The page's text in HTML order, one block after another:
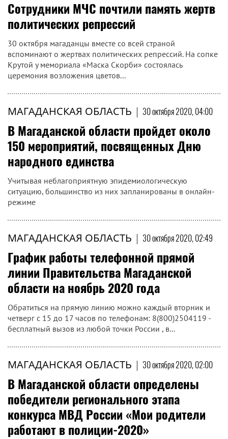
Сотрудники МЧС почтили память жертв
политических репрессий
30 октября магаданцы вместе со всей страной
вспоминают о жертвах политических репрессий. На сопке
Крутой у мемориала «Маска Скорби» состоялась
церемония возложения цветов...
МАГАДАНСКАЯ ОБЛАСТЬ | 30 октября 2020, 04:00
В Магаданской области пройдет около
150 мероприятий, посвященных Дню
народного единства
Учитывая неблагоприятную эпидемиологическую
ситуацию, большинство из них запланированы в онлайн-
режиме
МАГАДАНСКАЯ ОБЛАСТЬ | 30 октября 2020, 02:49
График работы телефонной прямой
линии Правительства Магаданской
области на ноябрь 2020 года
Обратиться на прямую линию можно каждый вторник и
четверг с 15 до 17 часов по телефонам: 8(800)2504119 -
бесплатный вызов из любой точки России , в...
МАГАДАНСКАЯ ОБЛАСТЬ | 30 октября 2020, 02:00
В Магаданской области определены
победители регионального этапа
конкурса МВД России «Мои родители
работают в полиции-2020»